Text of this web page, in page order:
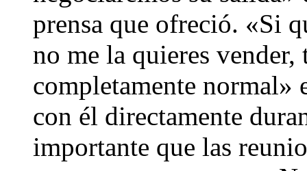
prensa que ofreció. «Si
no me la quieres
completamente
con él directamente
importante que las